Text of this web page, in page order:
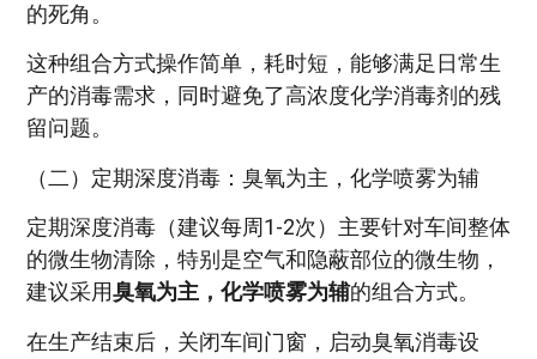
的死角。
这种组合方式操作简单，耗时短，能够满足日常生
产的消毒需求，同时避免了高浓度化学消毒剂的残
留问题。
（二）定期深度消毒：臭氧为主，化学喷雾为辅
定期深度消毒（建议每周1-2次）主要针对车间整体
的微生物清除，特别是空气和隐蔽部位的微生物，
建议采用臭氧为主，化学喷雾为辅的组合方式。
在生产结束后，关闭车间门窗，启动臭氧消毒设